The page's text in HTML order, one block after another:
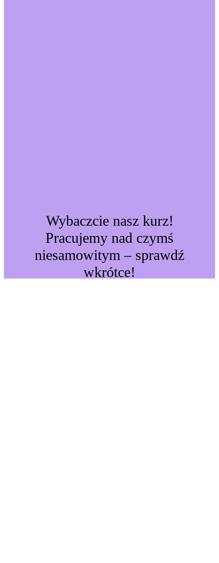
Wybaczcie nasz kurz!
Pracujemy nad czymś
niesamowitym – sprawdź
wkrótce!